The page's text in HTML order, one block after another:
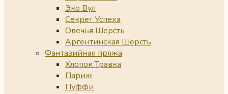
Эко Вул
Секрет Успеха
Овечья Шерсть
Аргентинская Шерсть
Фантазийная пряжа
Хлопок Травка
Париж
Пуффи